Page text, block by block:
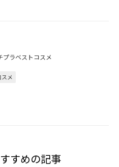
プラベストコスメ
メ
すめの記事